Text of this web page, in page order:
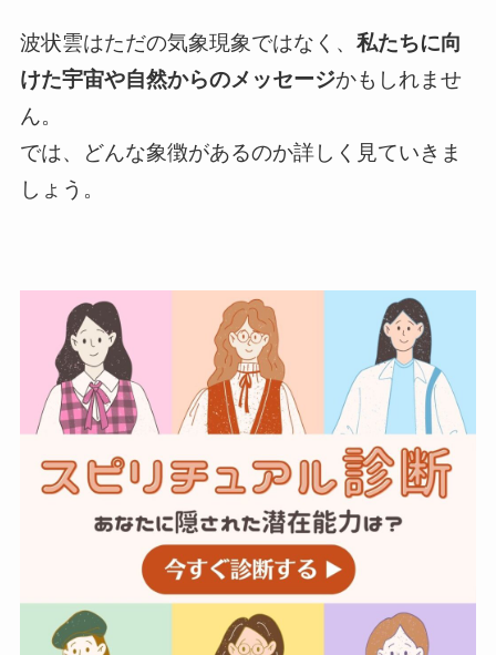
波状雲はただの気象現象ではなく、 私たちに向
けた宇宙や自然からのメッセージかもしれませ
ん。
では、どんな象徴があるのか詳しく見ていきま
しょう。